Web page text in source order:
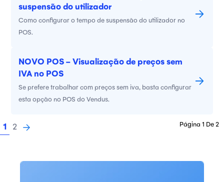
suspensão do utilizador
Como configurar o tempo de suspensão do utilizador no
POS.
NOVO POS - Visualização de preços sem
IVA no POS
Se prefere trabalhar com preços sem iva, basta configurar
esta opção no POS do Vendus.
1 2 Página 1 De 2